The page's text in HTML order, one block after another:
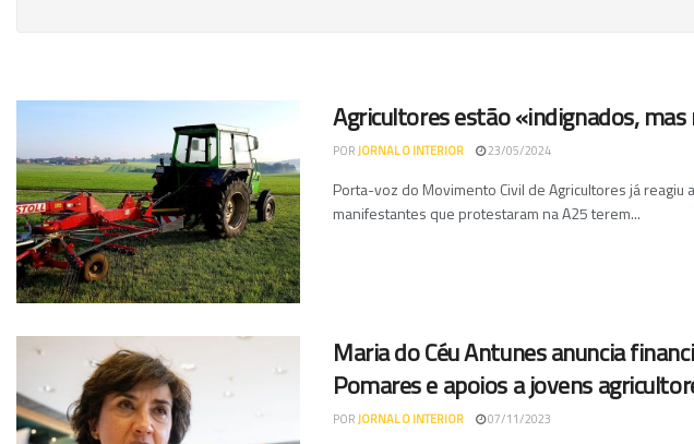
Agricultores estão «indignados,
PORJORNAL O INTERIOR 23/05/2024
Porta-voz do Movimento Civil de Agricultores já reagiu
manifestantes que protestaram na A25 terem...
Maria do Céu Antunes anuncia
Pomares e apoios a jovens
PORJORNAL O INTERIOR 07/11/2023